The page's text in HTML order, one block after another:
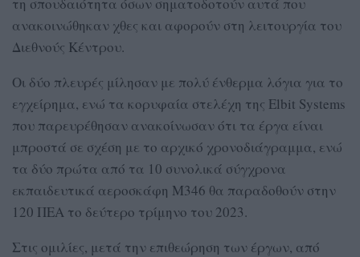
ανακοινώθηκαν χθες και αφορούν στη λειτουργία του
Διεθνούς Κέντρου.
Οι δύο πλευρές μίλησαν με πολύ ένθερμα λόγια για το
εγχείρημα, ενώ τα κορυφαία στελέχη της Elbit Systems
που παρευρέθησαν ανακοίνωσαν ότι τα έργα είναι
μπροστά σε σχέση με το αρχικό χρονοδιάγραμμα, ενώ
τα δύο πρώτα από τα 10 συνολικά σύγχρονα
εκπαιδευτικά αεροσκάφη Μ346 θα παραδοθούν στην
120 ΠΕΑ το δεύτερο τρίμηνο του 2023.
Στις ομιλίες, μετά την επιθεώρηση των έργων, από